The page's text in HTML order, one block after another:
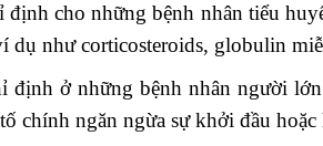
định cho những bệnh nhân tiểu
dụ như corticosteroids, globulin
định ở những bệnh nhân người
chính ngăn ngừa sự khởi đầu